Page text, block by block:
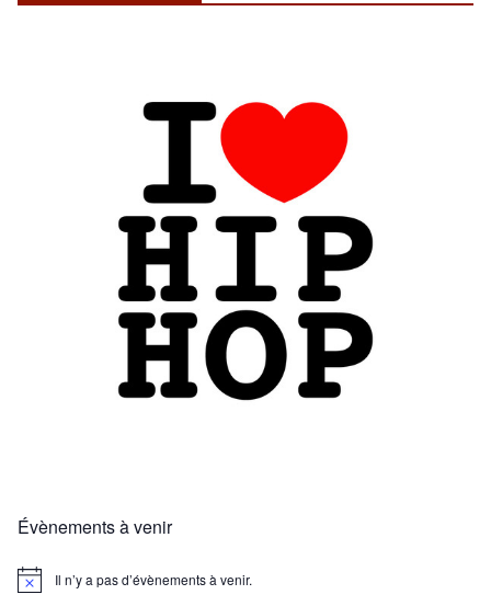
Évènements à venir
N
Il n’y a pas d’évènements à venir.